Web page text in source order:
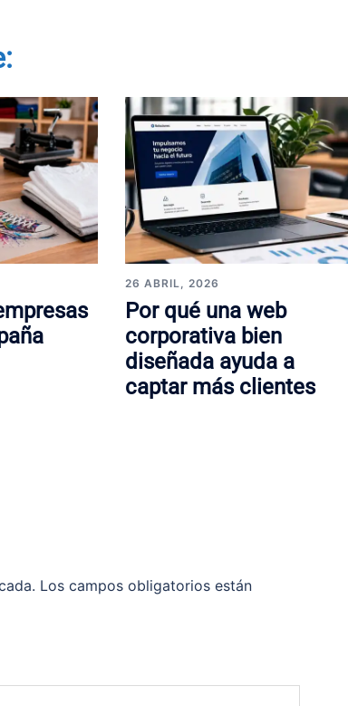
26 ABRIL, 2026
Por qué una web
corporativa bien
diseñada ayuda a
captar más clientes
Los campos obligatorios están